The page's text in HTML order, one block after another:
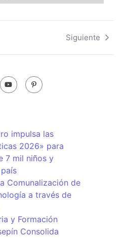
Siguiente
impulsa las
2026» para
7 mil niños y
Comunalización de
a través de
y Formación
Consolida